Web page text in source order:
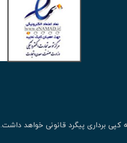
کپی برداری پیگرد قانونی خواهد داشت.